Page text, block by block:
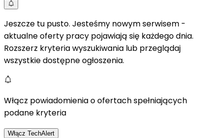
Jeszcze tu pusto. Jesteśmy nowym serwisem -
aktualne oferty pracy pojawiają się każdego dnia.
Rozszerz kryteria wyszukiwania lub przeglądaj
wszystkie dostępne ogłoszenia.
Włącz powiadomienia o ofertach spełniających
podane kryteria
Włącz TechAlert